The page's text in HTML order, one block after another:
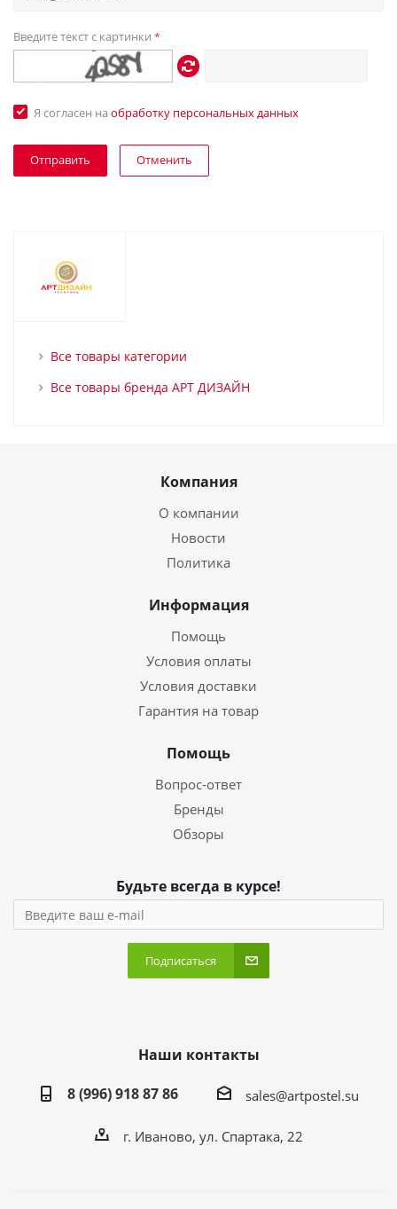
Введите текст с картинки *
Я согласен на обработку персональных данных
Отменить
Все товары категории
Все товары бренда АРТ ДИЗАЙН
Компания
О компании
Новости
Политика
Информация
Помощь
Условия оплаты
Условия доставки
Гарантия на товар
Помощь
Вопрос-ответ
Бренды
Обзоры
Будьте всегда в курсе!
Подписаться
Наши контакты
8 (996) 918 87 86
sales@artpostel.su
г. Иваново, ул. Спартака, 22